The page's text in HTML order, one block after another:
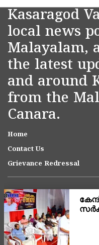
Kasaragod
local news
Malayalam,
the latest
and around
from the
Canara.
Home
Contact Us
Grievance Redressal
Copyright ©